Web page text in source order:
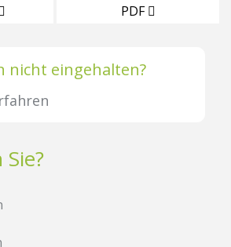
PDF
nicht eingehalten?